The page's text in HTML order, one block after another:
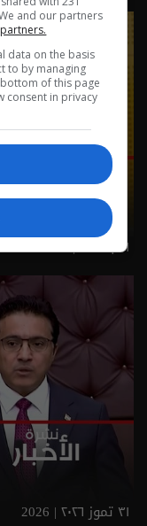
١ آب ٢٠٢٦ | 2026
٣١ تموز ٢٠٢٦ | 2026
and our partners
data on the basis
to by managing
of this page
consent in privacy